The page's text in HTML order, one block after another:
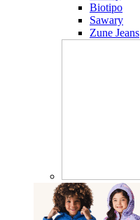
Biotipo
Sawary
Zune Jeans